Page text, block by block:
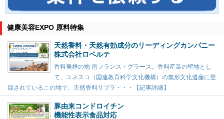
健康美容EXPO 原料特集
天然香料・天然有効成分のリーディングカンパニー
株式会社ロベルテ
香料発祥の地 南フランス・グラース。香料産業の聖地とし
て、ユネスコ（国連教育科学文化機構）の無形文化遺産に登
録されているこの地で、天然香料サプラ・・・【記事詳細】
豚由来コンドロイチン
機能性表示食品対応